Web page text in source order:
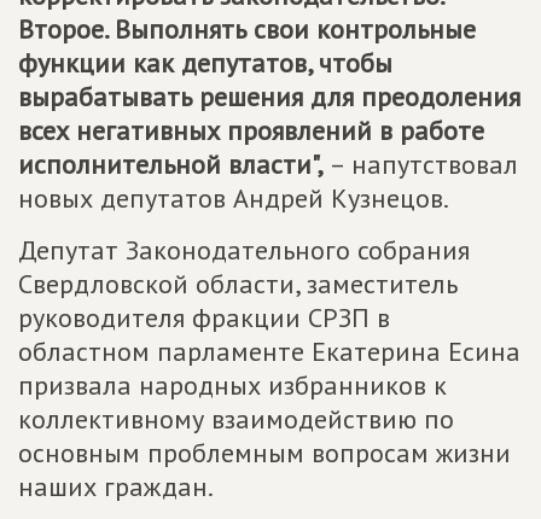
Второе. Выполнять свои контрольные
функции как депутатов, чтобы
вырабатывать решения для преодоления
всех негативных проявлений в работе
исполнительной власти", – напутствовал
новых депутатов Андрей Кузнецов.
Депутат Законодательного собрания
Свердловской области, заместитель
руководителя фракции СРЗП в
областном парламенте Екатерина Есина
призвала народных избранников к
коллективному взаимодействию по
основным проблемным вопросам жизни
наших граждан.